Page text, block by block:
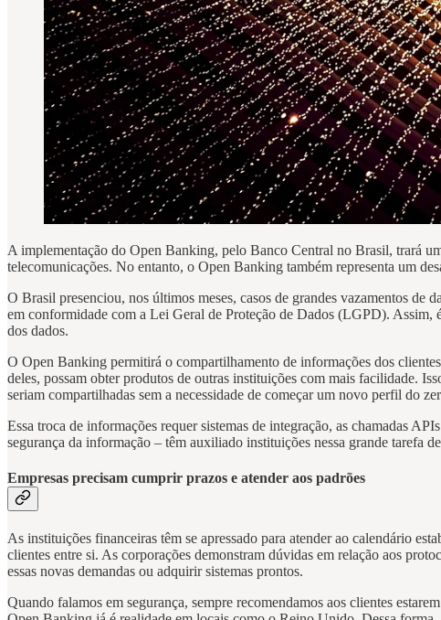
A implementação do Open Banking, pelo Banco Central no Brasil, trará
telecomunicações. No entanto, o Open Banking também representa um
O Brasil presenciou, nos últimos meses, casos de grandes vazamentos de
em conformidade com a Lei Geral de Proteção de Dados (LGPD). Assim,
dos dados.
O Open Banking permitirá o compartilhamento de informações dos
deles, possam obter produtos de outras instituições com mais facilidade.
seriam compartilhadas sem a necessidade de começar um novo perfil do
Essa troca de informações requer sistemas de integração, as chamadas
segurança da informação – têm auxiliado instituições nessa grande tarefa
Empresas precisam cumprir prazos e atender aos padrões
As instituições financeiras têm se apressado para atender ao calendário
clientes entre si. As corporações demonstram dúvidas em relação aos
essas novas demandas ou adquirir sistemas prontos.
Quando falamos em segurança, sempre recomendamos aos clientes